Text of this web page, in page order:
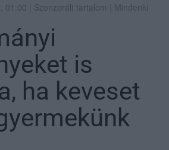
01:00 | Szonzorált tartalom | Mindenki
is
ha keveset